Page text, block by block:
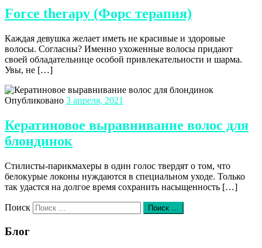
Force therapy (Форс терапия)
Каждая девушка желает иметь не красивые и здоровые
волосы. Согласны? Именно ухоженные волосы придают
своей обладательнице особой привлекательности и шарма.
Увы, не […]
Опубликовано 3 апреля, 2021
Кератиновое выравнивание волос для
блондинок
Стилисты-парикмахеры в один голос твердят о том, что
белокурые локоны нуждаются в специальном уходе. Только
так удастся на долгое время сохранить насыщенность […]
Поиск Поиск …
Блог